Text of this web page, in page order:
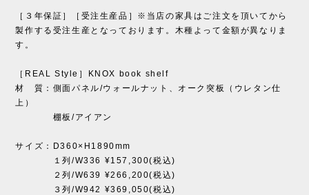
［３年保証］［受注生産品］※当店の家具はご注文を頂いてから
製作する受注生産となっております。木種よって金額が異なりま
す。
［REAL Style］KNOX book shelf
材 質：側面パネル/ウォールナット、オーク突板（ウレタン仕
上）
棚板/アイアン
サイズ：D360×H1890mm
１列/W336 ¥157,300(税込)
２列/W639 ¥266,200(税込)
３列/W942 ¥369,050(税込)